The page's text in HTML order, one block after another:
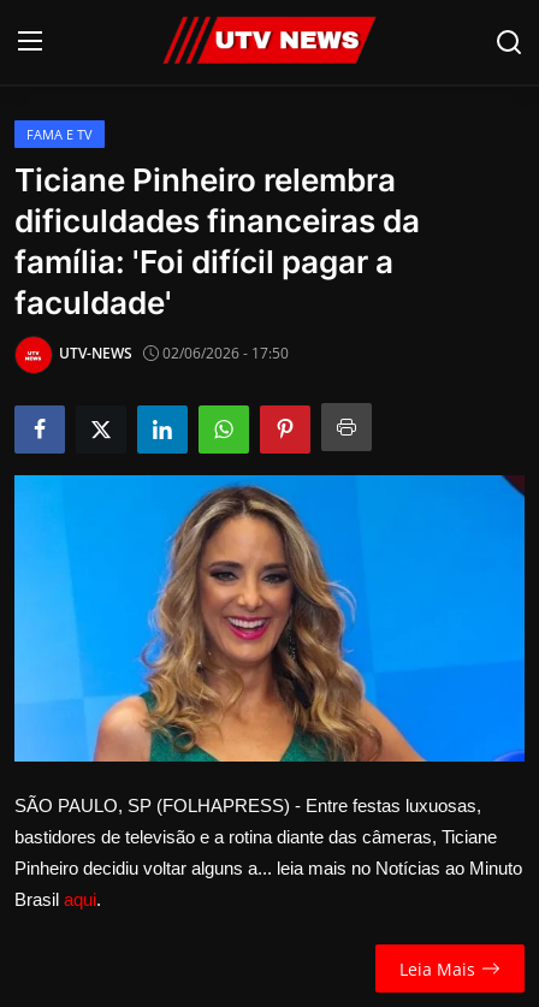
AO VIVO
PIRACICABA
CAMPINAS
LIMEIRA
Economia
Política
Saúde
FAMA E TV
Ticiane Pinheiro relembra
dificuldades financeiras da
família: 'Foi difícil pagar a
faculdade'
UTV-NEWS 02/06/2026 - 17:50
SÃO PAULO, SP (FOLHAPRESS) - Entre festas luxuosas,
bastidores de televisão e a rotina diante das câmeras, Ticiane
Pinheiro decidiu voltar alguns a... leia mais no Notícias ao Minuto
Brasil aqui.
Leia Mais